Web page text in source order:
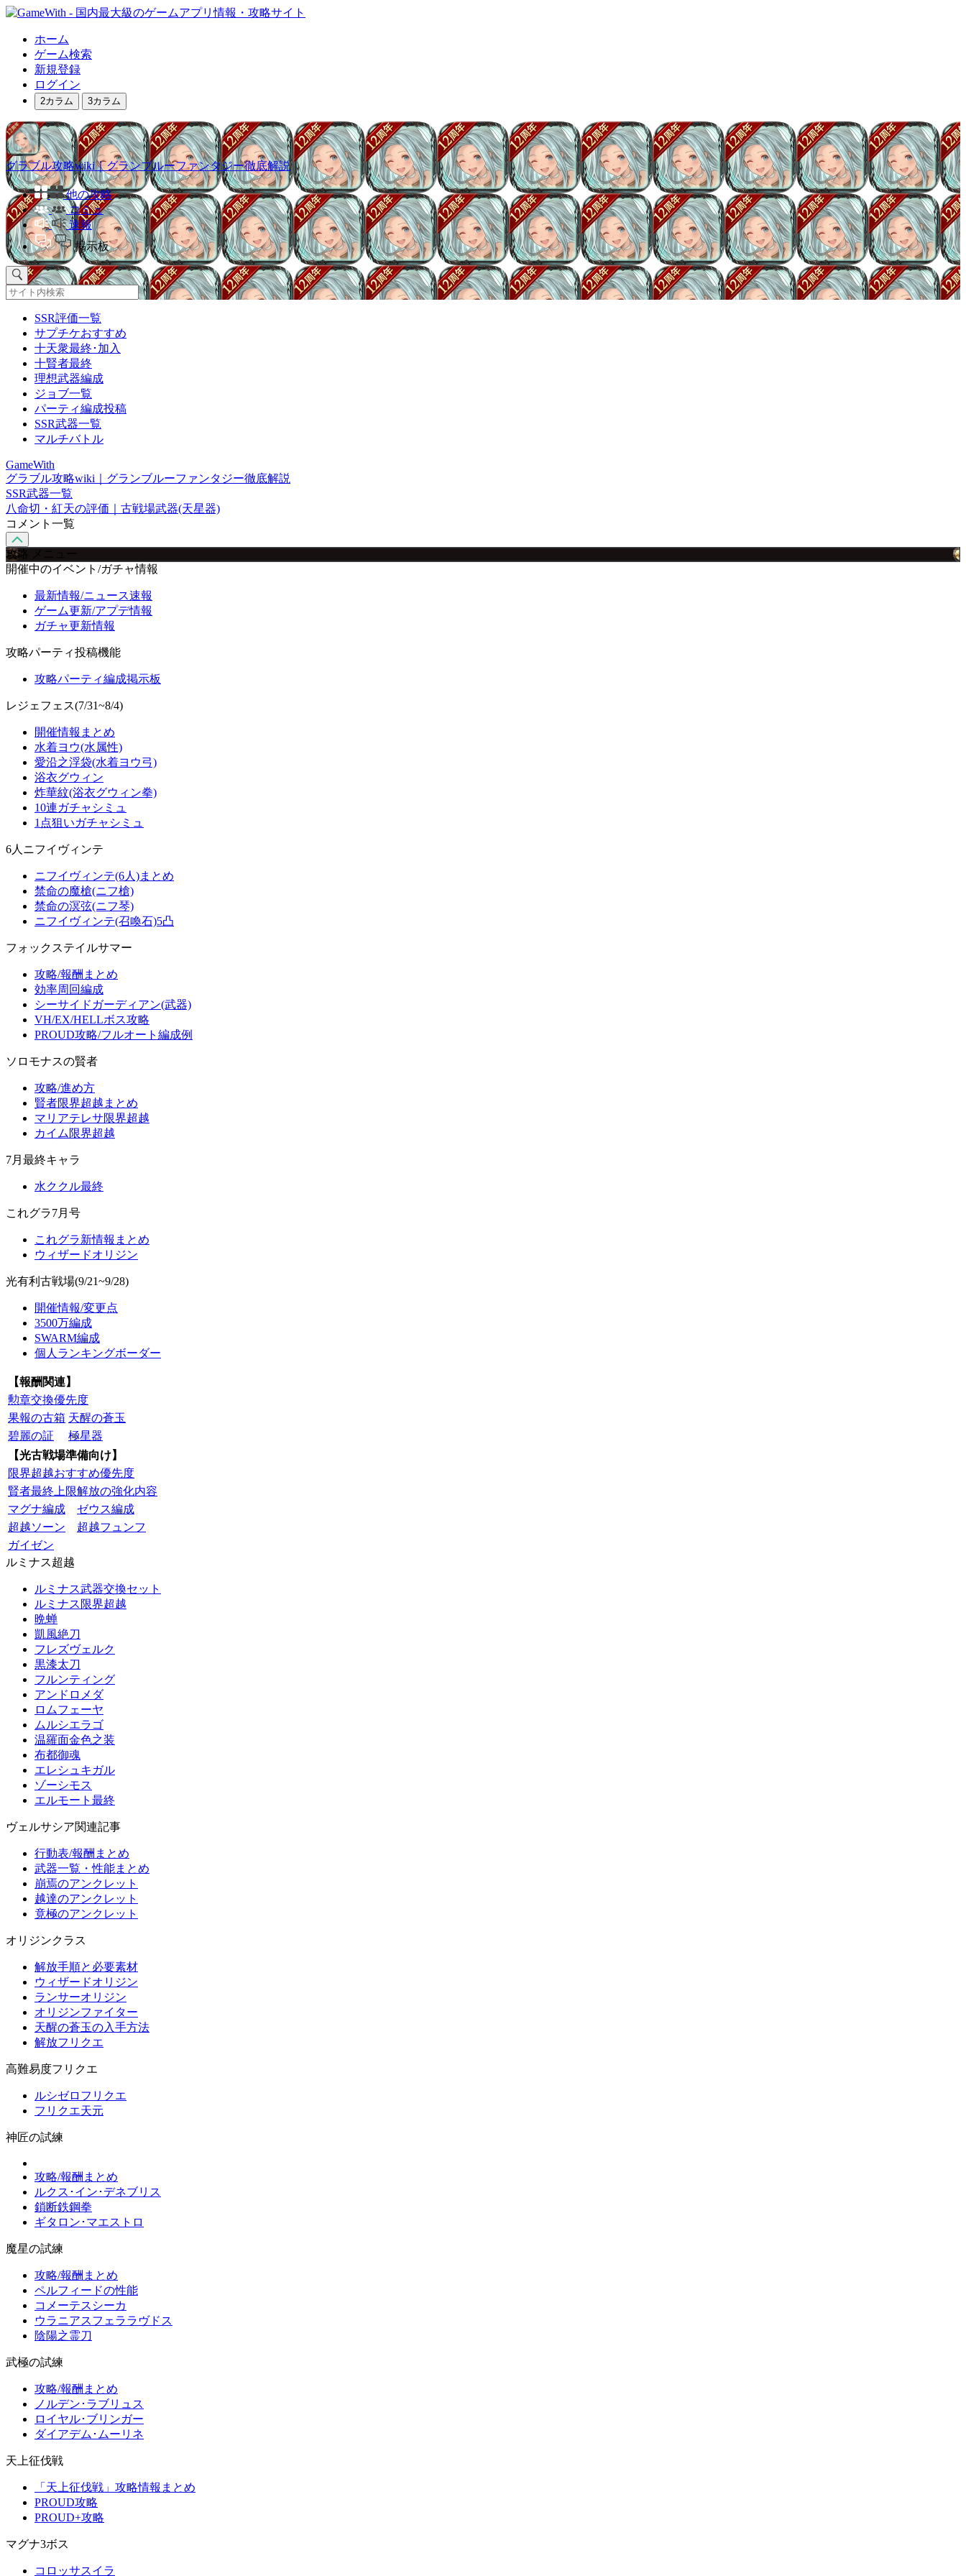
ホーム
ゲーム検索
新規登録
ログイン
2カラム 3カラム
グラブル攻略wiki｜グランブルーファンタジー徹底解説
他の攻略
コミュ
速報
掲示板
SSR評価一覧
サプチケおすすめ
十天衆最終･加入
十賢者最終
理想武器編成
ジョブ一覧
パーティ編成投稿
SSR武器一覧
マルチバトル
GameWith
グラブル攻略wiki｜グランブルーファンタジー徹底解説
SSR武器一覧
八命切・紅天の評価｜古戦場武器(天星器)
コメント一覧
攻略 メニュー
開催中のイベント/ガチャ情報
最新情報/ニュース速報
ゲーム更新/アプデ情報
ガチャ更新情報
攻略パーティ投稿機能
攻略パーティ編成掲示板
レジェフェス(7/31~8/4)
開催情報まとめ
水着ヨウ(水属性)
愛沿之浮袋(水着ヨウ弓)
浴衣グウィン
炸華紋(浴衣グウィン拳)
10連ガチャシミュ
1点狙いガチャシミュ
6人ニフイヴィンテ
ニフイヴィンテ(6人)まとめ
禁命の魔槍(ニフ槍)
禁命の溟弦(ニフ琴)
ニフイヴィンテ(召喚石)5凸
フォックステイルサマー
攻略/報酬まとめ
効率周回編成
シーサイドガーディアン(武器)
VH/EX/HELLボス攻略
PROUD攻略/フルオート編成例
ソロモナスの賢者
攻略/進め方
賢者限界超越まとめ
マリアテレサ限界超越
カイム限界超越
7月最終キャラ
水ククル最終
これグラ7月号
これグラ新情報まとめ
ウィザードオリジン
光有利古戦場(9/21~9/28)
開催情報/変更点
3500万編成
SWARM編成
個人ランキングボーダー
【報酬関連】
勲章交換優先度
果報の古箱 天醒の蒼玉
碧麗の証
極星器
【光古戦場準備向け】
限界超越おすすめ優先度
賢者最終上限解放の強化内容
マグナ編成
ゼウス編成
超越ソーン
超越フュンフ
ガイゼン
ルミナス超越
ルミナス武器交換セット
ルミナス限界超越
晩蝉
凱風絶刀
フレズヴェルク
黒漆太刀
フルンティング
アンドロメダ
ロムフェーヤ
ムルシエラゴ
温羅面金色之装
布都御魂
エレシュキガル
ゾーシモス
エルモート最終
ヴェルサシア関連記事
行動表/報酬まとめ
武器一覧・性能まとめ
崩焉のアンクレット
越達のアンクレット
竟極のアンクレット
オリジンクラス
解放手順と必要素材
ウィザードオリジン
ランサーオリジン
オリジンファイター
天醒の蒼玉の入手方法
解放フリクエ
高難易度フリクエ
ルシゼロフリクエ
フリクエ天元
神匠の試練
攻略/報酬まとめ
ルクス･イン･デネブリス
鎖断鉄鋼拳
ギタロン･マエストロ
魔星の試練
攻略/報酬まとめ
ペルフィードの性能
コメーテスシーカ
ウラニアスフェララヴドス
陰陽之霊刀
武極の試練
攻略/報酬まとめ
ノルデン･ラブリュス
ロイヤル･ブリンガー
ダイアデム･ムーリネ
天上征伐戦
「天上征伐戦」攻略情報まとめ
PROUD攻略
PROUD+攻略
マグナ3ボス
コロッサスイラ